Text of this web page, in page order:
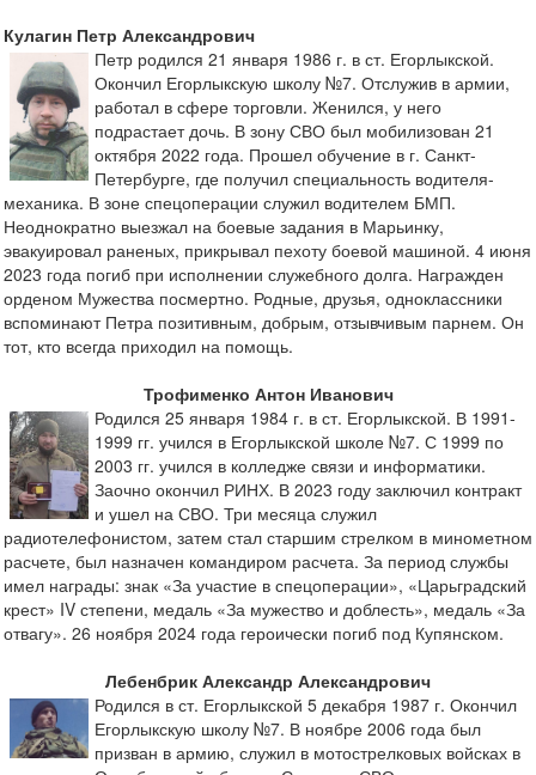
Кулагин Петр Александрович
Петр родился 21 января 1986 г. в ст. Егорлыкской.
Окончил Егорлыкскую школу №7. Отслужив в армии,
работал в сфере торговли. Женился, у него
подрастает дочь. В зону СВО был мобилизован 21
октября 2022 года. Прошел обучение в г. Санкт-
Петербурге, где получил специальность водителя-
механика. В зоне спецоперации служил водителем БМП.
Неоднократно выезжал на боевые задания в Марьинку,
эвакуировал раненых, прикрывал пехоту боевой машиной. 4 июня
2023 года погиб при исполнении служебного долга. Награжден
орденом Мужества посмертно. Родные, друзья, одноклассники
вспоминают Петра позитивным, добрым, отзывчивым парнем. Он
тот, кто всегда приходил на помощь.
Трофименко Антон Иванович
Родился 25 января 1984 г. в ст. Егорлыкской. В 1991-
1999 гг. учился в Егорлыкской школе №7. С 1999 по
2003 гг. учился в колледже связи и информатики.
Заочно окончил РИНХ. В 2023 году заключил контракт
и ушел на СВО. Три месяца служил
радиотелефонистом, затем стал старшим стрелком в минометном
расчете, был назначен командиром расчета. За период службы
имел награды: знак «За участие в спецоперации», «Царьградский
крест» IV степени, медаль «За мужество и доблесть», медаль «За
отвагу». 26 ноября 2024 года героически погиб под Купянском.
Лебенбрик Александр Александрович
Родился в ст. Егорлыкской 5 декабря 1987 г. Окончил
Егорлыкскую школу №7. В ноябре 2006 года был
призван в армию, служил в мотострелковых войсках в